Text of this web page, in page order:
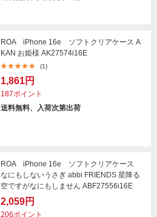
ROA iPhone 16e ソフトクリアケース A
KAN お姫様 AK27574i16E
(1)
1,861円
187ポイント
送料無料、入荷次第出荷
ROA iPhone 16e ソフトクリアケース
なにもしないうさぎ abbi FRIENDS 星降る
空ですがなにもしません ABF27556i16E
2,059円
206ポイント